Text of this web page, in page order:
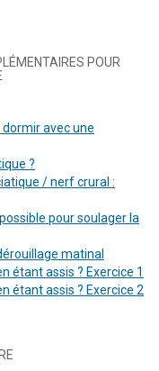
POUR
avec une
?
/ nerf crural :
pour soulager la
matinal
étant assis ? Exercice 1
étant assis ? Exercice 2